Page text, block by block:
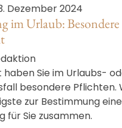
Dezember 2024
im Urlaub:
haben Sie im Urlaubs-
besondere Pflichten.
zur Bestimmung
für Sie zusammen.